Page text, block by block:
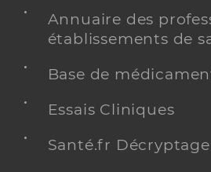
Annuaire des
établissements de
Base de
Essais Cliniques
Santé.fr Décryptage